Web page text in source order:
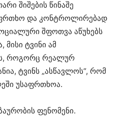
შიშების წინაშე
და კონტროლირებად
შფოთვა აწუხებს
მისი ტვინი ამ
როგორც რეალურ
ტვინს „ასწავლოს“, რომ
უსაფრთხოა.
ფენომენი.